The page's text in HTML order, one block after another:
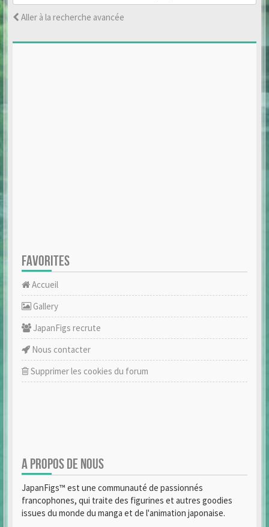
Aller à la recherche avancée
FAVORITES
Accueil
Gallery
JapanFigs recrute
Nous contacter
Supprimer les cookies du forum
A PROPOS DE NOUS
JapanFigs™ est une communauté de passionnés
francophones, qui traite des figurines et autres goodies
issues du monde du manga et de l'animation japonaise.